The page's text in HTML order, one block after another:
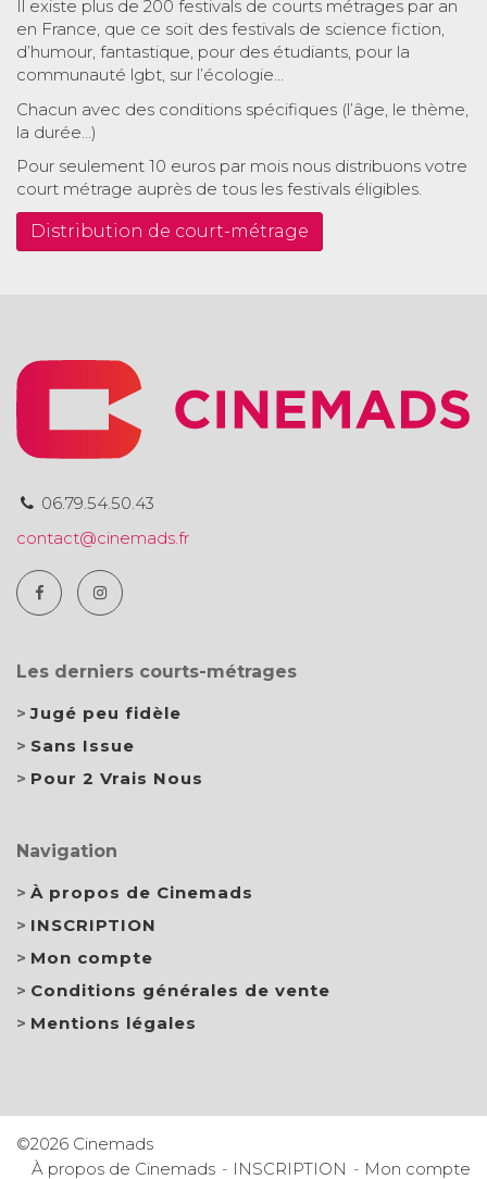
Il existe plus de 200 festivals de courts métrages par an
en France, que ce soit des festivals de science fiction,
d’humour, fantastique, pour des étudiants, pour la
communauté lgbt, sur l’écologie…
Chacun avec des conditions spécifiques (l’âge, le thème,
la durée…)
Pour seulement 10 euros par mois nous distribuons votre
court métrage auprès de tous les festivals éligibles.
Distribution de court-métrage
06.79.54.50.43
contact@cinemads.fr
Les derniers courts-métrages
Jugé peu fidèle
Sans Issue
Pour 2 Vrais Nous
Navigation
À propos de Cinemads
INSCRIPTION
Mon compte
Conditions générales de vente
Mentions légales
©2026 Cinemads
À propos de Cinemads
INSCRIPTION Mon compte